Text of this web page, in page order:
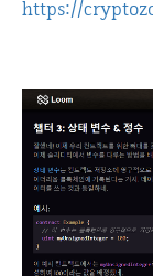
https://